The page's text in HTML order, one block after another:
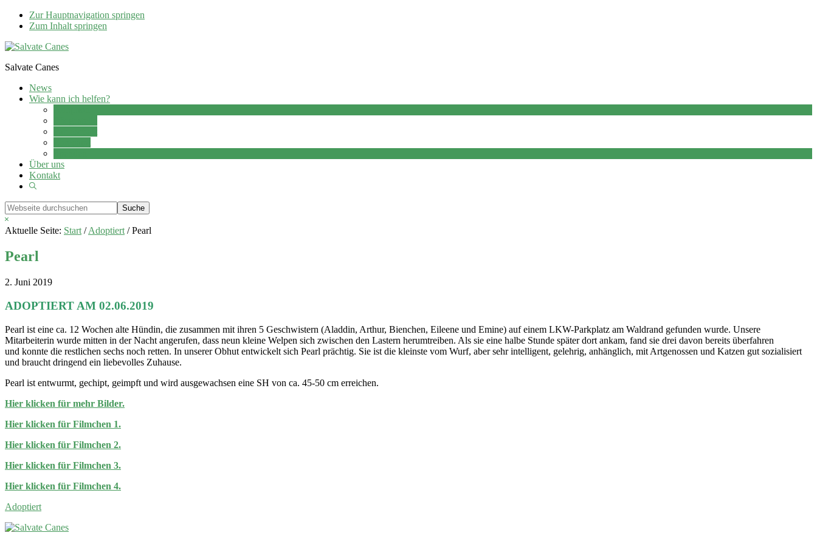
Zur Hauptnavigation springen
Zum Inhalt springen
Salvate Canes
News
Wie kann ich helfen?
Über uns
Kontakt
Show
Webseite
durchsuchen
Hide
Search
Aktuelle Seite: Start / Adoptiert /Pearl
Pearl
2. Juni 2019
ADOPTIERT AM 02.06.2019
Pearl ist eine ca. 12 Wochen alte Hündin, die zusammen mit ihren 5 Geschwistern (Aladdin, Arthur, Bienchen, Eileene und Emine) auf einem LKW-Parkplatz am Waldrand gefunden wurde. Unsere
Mitarbeiterin wurde mitten in der Nacht angerufen, dass neun kleine Welpen sich zwischen den Lastern herumtreiben. Als sie eine halbe Stunde später dort ankam, fand sie drei davon bereits überfahren
und konnte die restlichen sechs noch retten. In unserer Obhut entwickelt sich Pearl prächtig. Sie ist die kleinste vom Wurf, aber sehr intelligent, gelehrig, anhänglich, mit Artgenossen und Katzen gut sozialisiert
und braucht dringend ein liebevolles Zuhause.
Pearl ist entwurmt, gechipt, geimpft und wird ausgewachsen eine SH von ca. 45-50 cm erreichen.
Hier klicken für mehr Bilder.
Hier klicken für Filmchen 1.
Hier klicken für Filmchen 2.
Hier klicken für Filmchen 3.
Hier klicken für Filmchen 4.
Adoptiert